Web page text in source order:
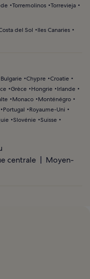
Torremolinos Torrevieja
del Sol
Iles Canaries
Bulgarie Chypre Croatie
Grèce Hongrie
Irlande
Monaco
Monténégro
Portugal
Royaume-Uni
Slovénie Suisse
centrale
Moyen-